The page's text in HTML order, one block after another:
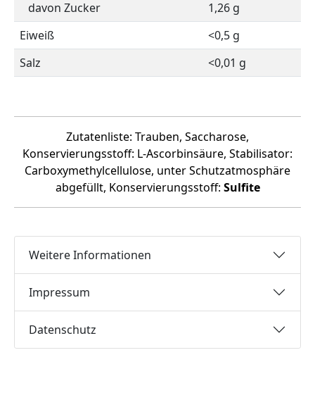
davon Zucker
1,26 g
Eiweiß
<0,5 g
Salz
<0,01 g
Zutatenliste: Trauben, Saccharose,
Konservierungsstoff: L-Ascorbinsäure, Stabilisator:
Carboxymethylcellulose, unter Schutzatmosphäre
abgefüllt, Konservierungsstoff: Sulfite
Weitere Informationen
Impressum
Datenschutz